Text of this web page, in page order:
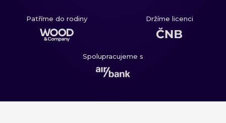
Patříme do rodiny Držíme licenci
Spolupracujeme s